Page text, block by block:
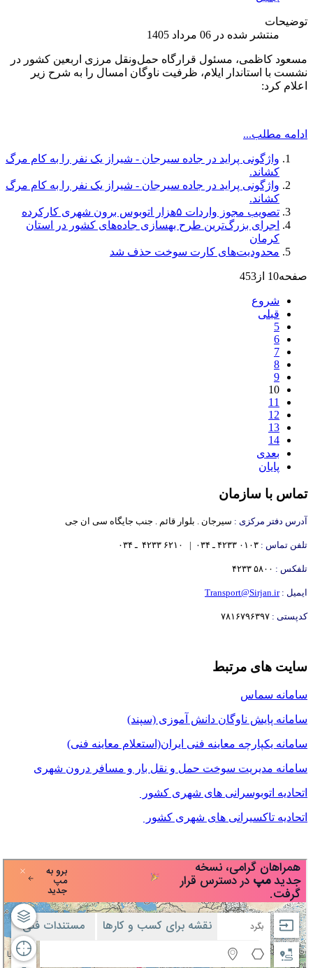
توضیحات
منتشر شده در 06 مرداد 1405
مسعود کاظمی، مسئول قرارگاه حمل‌ونقل مرزی اربعین کشور در
نشست با استاندار ایلام، ظرفیت ناوگان امسال را به شرح زیر
اعلام کرد:
ادامه مطلب...
واژگونی پراید در جاده سیرجان - شیراز یک نفر را به کام مرگ
کشاند.
واژگونی پراید در جاده سیرجان - شیراز یک نفر را به کام مرگ
کشاند.
تصویب مجوز واردات ۵هزار اتوبوس برون‌ شهری کارکرده
اجرای بزرگ‌ترین طرح بهسازی جاده‌های کشور در استان
کرمان
محدودیت‌های کارت سوخت حذف شد
صفحه10 از453
شروع
قبلی
5
6
7
8
9
10
11
12
13
14
بعدی
پایان
تماس با سازمان
آدرس دفتر مرکزی : سیرجان . بلوار قائم . جنب جایگاه سی ان جی
تلفن تماس : ـ ۰۳۴
تلفکس :
ایمیل : Transport@Sirjan.ir
کدپستی : ۷۸۱۶۷۹۶۳۹۷
سایت های مرتبط
سامانه سماس
سامانه پایش ناوگان دانش آموزی (سپند)
سامانه یکپارچه معاینه فنی ایران(استعلام معاینه فنی)
سامانه مدیریت سوخت حمل و نقل بار و مسافر درون شهری
اتحادیه اتوبوسرانی های شهری کشور
اتحادیه تاکسیرانی های شهری کشور